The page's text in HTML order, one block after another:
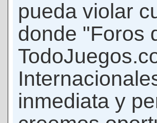
pueda violar
donde "Foros
inmediata y